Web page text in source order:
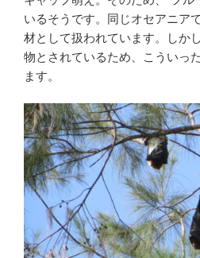
いるそうです。同じオセアニア
材として扱われています。しか
物とされているため、こういっ
ます。